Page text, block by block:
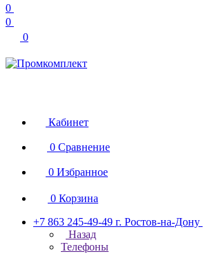
0
0
0
Кабинет
0 Сравнение
0 Избранное
0 Корзина
+7 863 245-49-49 г. Ростов-на-Дону
Назад
Телефоны